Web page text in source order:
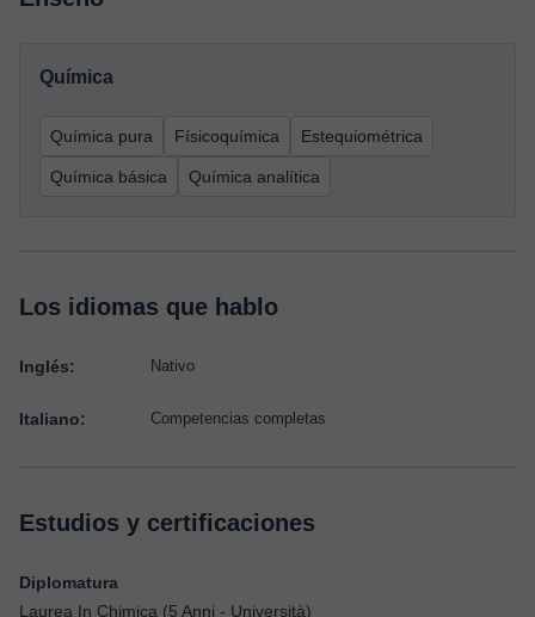
Química
Química pura Físicoquímica Estequiométrica
Química básica Química analítica
Los idiomas que hablo
Inglés: Nativo
Italiano: Competencias completas
Estudios y certificaciones
Diplomatura
Laurea In Chimica (5 Anni - Università)